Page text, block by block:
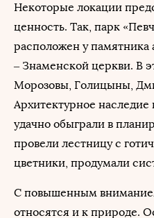
Некоторые локации
ценность. Так, парк
расположен у памятника
– Знаменской церкви. В
Морозовы, Голицыны,
Архитектурное наследие
удачно обыграли в
провели лестницу с
цветники, продумали
С повышенным
относятся и к природе.